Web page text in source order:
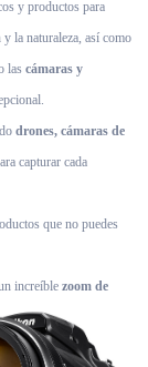
y productos para
la naturaleza, así como
las cámaras y
drones, cámaras de
capturar cada
que no puedes
increíble zoom de